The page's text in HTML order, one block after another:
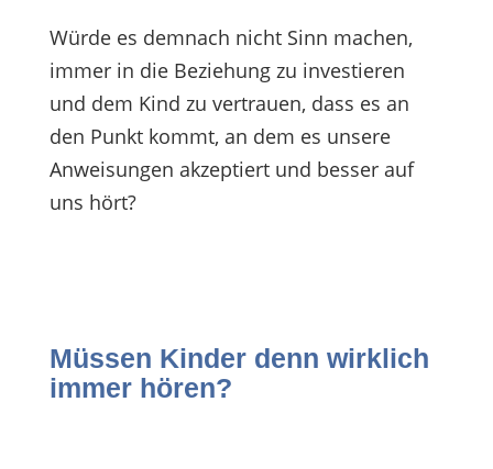
Würde es demnach nicht Sinn machen,
immer in die Beziehung zu investieren
und dem Kind zu vertrauen, dass es an
den Punkt kommt, an dem es unsere
Anweisungen akzeptiert und besser auf
uns hört?
Müssen Kinder denn wirklich
immer hören?